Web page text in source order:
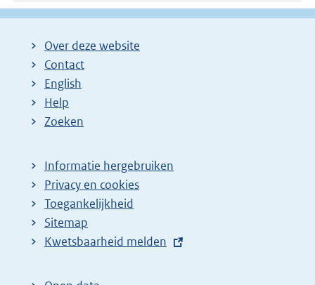
k
Over deze website
Contact
English
Help
Zoeken
Informatie hergebruiken
Privacy en cookies
Toegankelijkheid
Sitemap
E
t
Kwetsbaarheid melden